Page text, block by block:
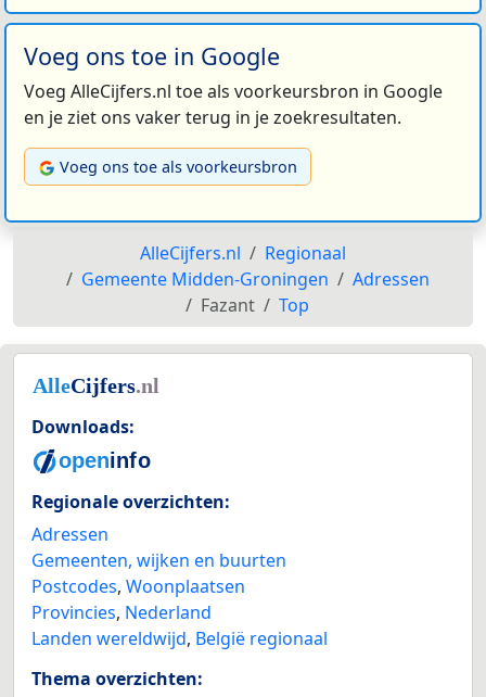
Voeg ons toe in Google
Voeg AlleCijfers.nl toe als voorkeursbron in Google
en je ziet ons vaker terug in je zoekresultaten.
Voeg ons toe als voorkeursbron
AlleCijfers.nl
Regionaal
Gemeente Midden-Groningen
Adressen
Fazant
Top
Downloads:
Regionale overzichten:
Adressen
Gemeenten, wijken en buurten
Postcodes, Woonplaatsen
Provincies, Nederland
Landen wereldwijd, België regionaal
Thema overzichten: